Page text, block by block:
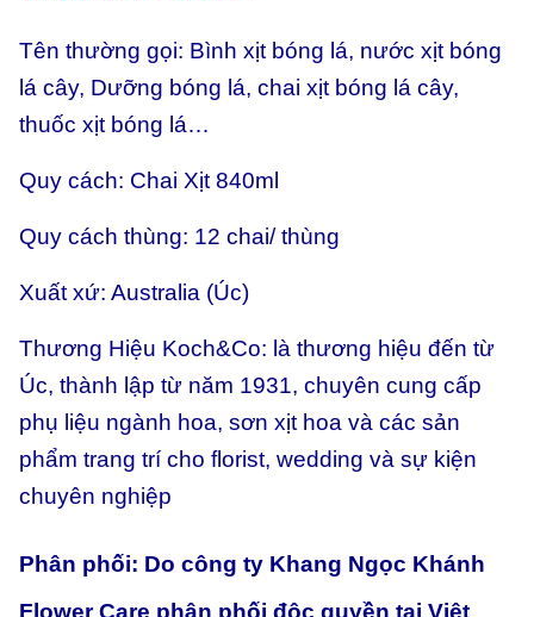
Tên thường gọi: Bình xịt bóng lá, nước xịt bóng
lá cây, Dưỡng bóng lá, chai xịt bóng lá cây,
thuốc xịt bóng lá…
Quy cách: Chai Xịt 840ml
Quy cách thùng: 12 chai/ thùng
Xuất xứ: Australia (Úc)
Thương Hiệu Koch&Co: là thương hiệu đến từ
Úc, thành lập từ năm 1931, chuyên cung cấp
phụ liệu ngành hoa, sơn xịt hoa và các sản
phẩm trang trí cho florist, wedding và sự kiện
chuyên nghiệp
Phân phối: Do công ty Khang Ngọc Khánh
Flower Care phân phối độc quyền tại Việt